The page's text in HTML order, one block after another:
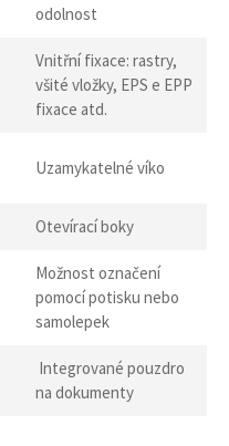
odolnost
Vnitřní fixace: rastry,
všité vložky, EPS e EPP
fixace atd.
Uzamykatelné víko
Otevírací boky
Možnost označení
pomocí potisku nebo
samolepek
Integrované pouzdro
na dokumenty